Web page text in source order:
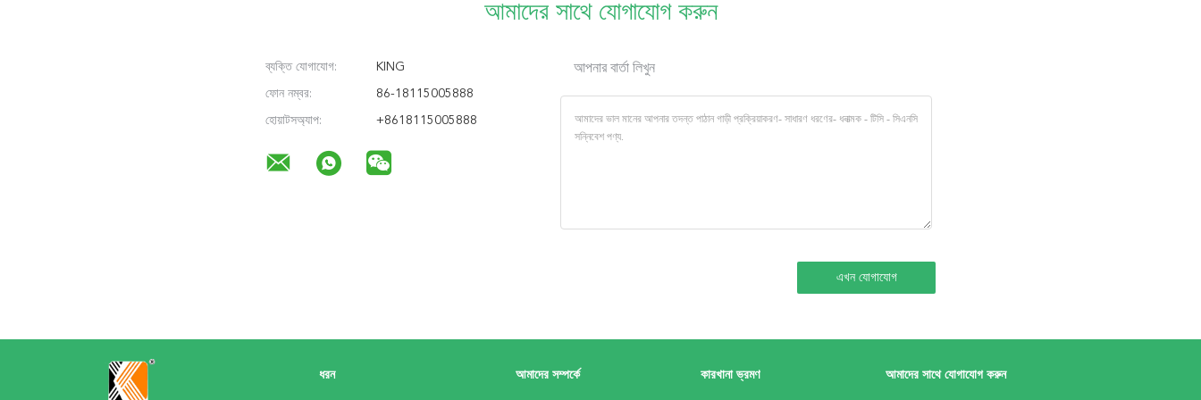
আমাদের সাথে যোগাযোগ করুন
ব্যক্তি যোগাযোগ: KING
ফোন নম্বর: 86-18115005888
হোয়াটসঅ্যাপ: +8618115005888
আপনার বার্তা লিখুন
ধরন আমাদের সম্পর্কে কারখানা ভ্রমণ আমাদের সাথে যোগাযোগ করুন